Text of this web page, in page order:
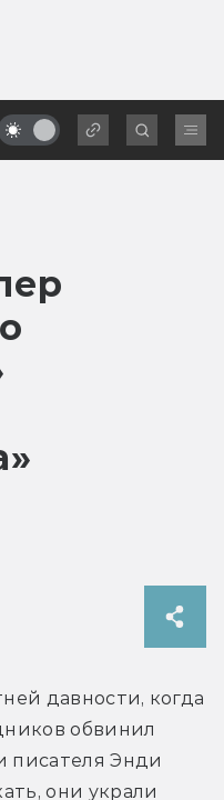
давности, когда
обвинил
писателя Энди
они украли